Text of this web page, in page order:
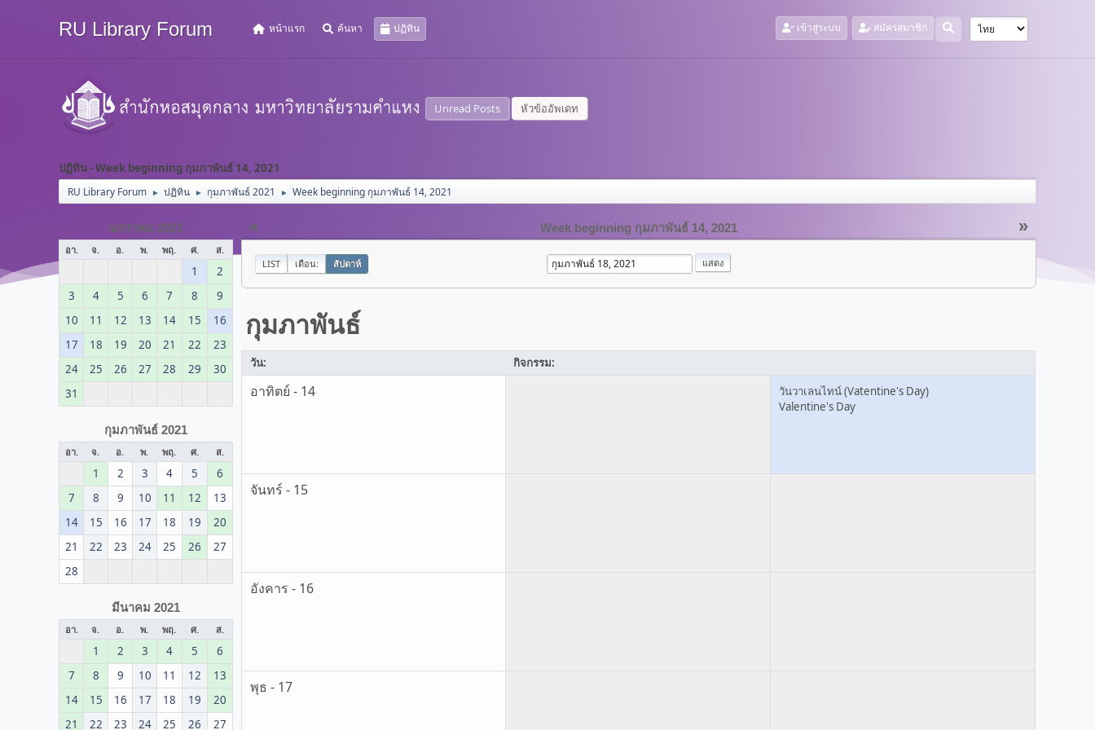
RU Library Forum หน้าแรก ค้นหา ปฏิทิน เข้าสู่ระบบ สมัครสมาชิก
Unread Posts หัวข้ออัพเดท
ปฏิทิน - Week beginning กุมภาพันธ์ 14, 2021
RU Library Forum ► ปฏิทิน ► กุมภาพันธ์ 2021 ► Week beginning กุมภาพันธ์ 14, 2021
มกราคม 2021
อา. จ. อ. พ. พฤ. ศ. ส.
1
2
3
4 5 6 7 8
9
10
11 12 13 14 15
16
17
18 19 20 21 22
23
24
25 26 27 28 29
30
31
กุมภาพันธ์ 2021
อา. จ. อ. พ. พฤ. ศ. ส.
1 2 3 4 5
6
7
8 9 10 11 12
13
14
15 16 17 18 19
20
21
22 23 24 25 26
27
28
มีนาคม 2021
อา. จ. อ. พ. พฤ. ศ. ส.
1 2 3 4 5
6
7
8 9 10 11 12
13
14
15 16 17 18 19
20
21
22 23 24 25 26
27
« »
Week beginning กุมภาพันธ์ 14, 2021
LIST เดือน: สัปดาห์
กุมภาพันธ์
วัน: กิจกรรม:
อาทิตย์ - 14
วันวาเลนไทน์ (Vatentine's Day)
Valentine's Day
จันทร์ - 15
อังคาร - 16
พุธ - 17